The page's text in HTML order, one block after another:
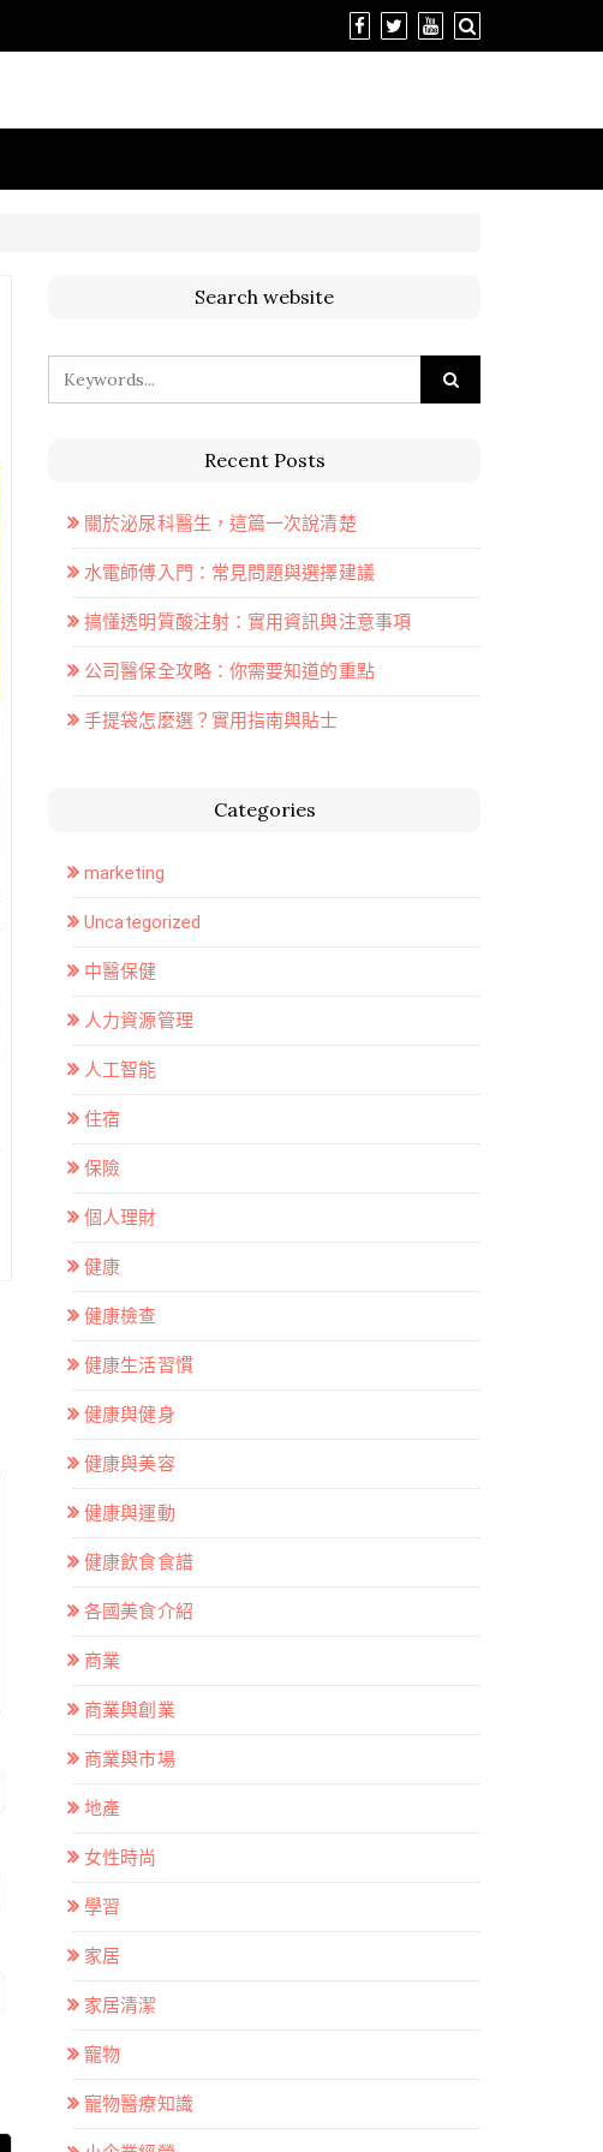
Search website
Recent Posts
關於泌尿科醫生，這篇一次說清楚
水電師傅入門：常見問題與選擇建議
搞懂透明質酸注射：實用資訊與注意事項
公司醫保全攻略：你需要知道的重點
手提袋怎麼選？實用指南與貼士
Categories
marketing
Uncategorized
中醫保健
人力資源管理
人工智能
住宿
保險
個人理財
健康
健康檢查
健康生活習慣
健康與健身
健康與美容
健康與運動
健康飲食食譜
各國美食介紹
商業
商業與創業
商業與市場
地產
女性時尚
學習
家居
家居清潔
寵物
寵物醫療知識